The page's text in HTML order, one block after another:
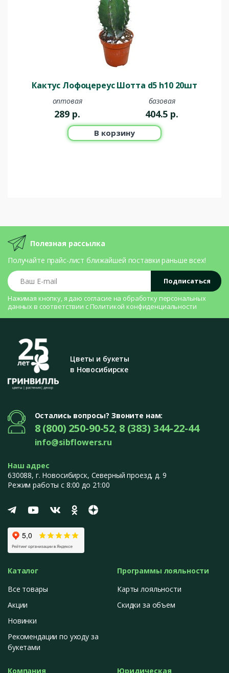
Кактус Лофоцереус Шотта d5 h10 20шт
оптовая
289 р.
базовая
404.5 р.
В корзину
Полезная рассылка
Получайте прайс-лист ближайшей поставки раньше всех!
Ваш E-mail
Подписаться
Нажимая кнопку, я даю согласие на обработку персональных
данных в соответствии с Политикой конфиденциальности
Цветы и букеты
в Новосибирске
Остались вопросы? Звоните нам:
8 (800) 250-90-52, 8 (383) 344-22-44
info@sibflowers.ru
Наш адрес
630088, г. Новосибирск, Северный проезд, д. 9
Режим работы с 8:00 до 21:00
Каталог
Все товары
Акции
Новинки
Рекомендации по уходу за
букетами
Программы лояльности
Карты лояльности
Скидки за объем
Компания Юридическая